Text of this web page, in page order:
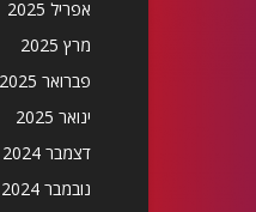
אפריל 2025
מרץ 2025
פברואר 2025
ינואר 2025
דצמבר 2024
נובמבר 2024